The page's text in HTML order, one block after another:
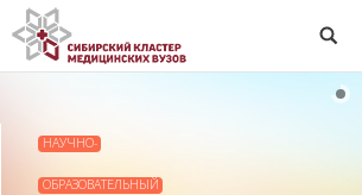
НАУЧНО-
ОБРАЗОВАТЕЛЬНЫЙ